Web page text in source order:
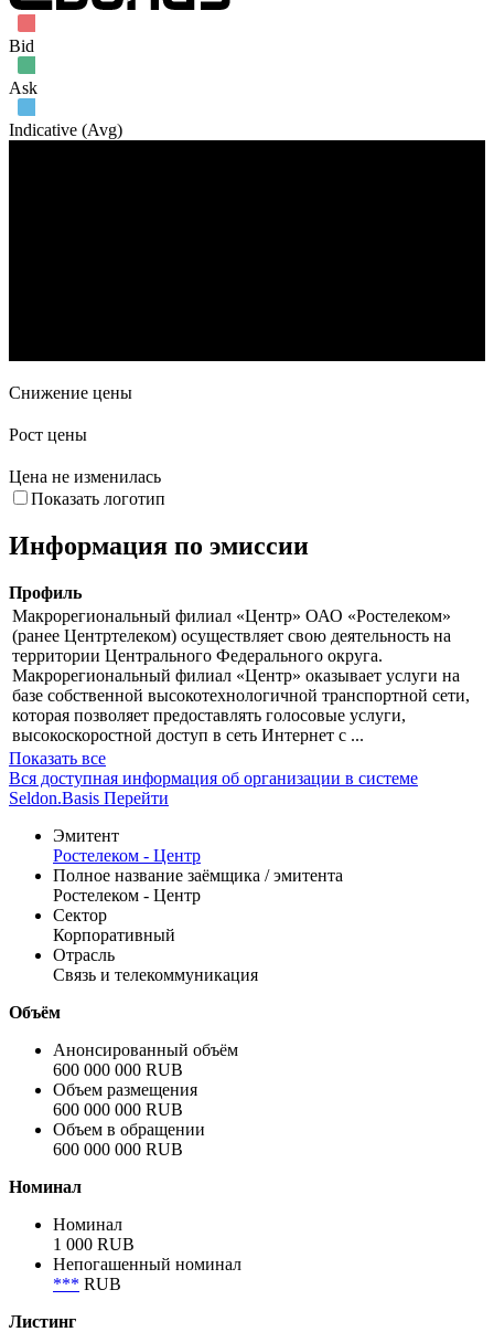
Bid
Ask
Indicative (Avg)
Снижение цены
Рост цены
Цена не изменилась
Показать логотип
Информация по эмиссии
Профиль
Макрорегиональный филиал «Центр» ОАО «Ростелеком»
(ранее Центртелеком) осуществляет свою деятельность на
территории Центрального Федерального округа.
Макрорегиональный филиал «Центр» оказывает услуги на
базе собственной высокотехнологичной транспортной сети,
которая позволяет предоставлять голосовые услуги,
высокоскоростной доступ в сеть Интернет с ...
Показать все
Вся доступная информация об организации в системе
Seldon.Basis Перейти
Эмитент
Ростелеком - Центр
Полное название заёмщика / эмитента
Ростелеком - Центр
Сектор
Корпоративный
Отрасль
Связь и телекоммуникация
Объём
Анонсированный объём
600 000 000 RUB
Объем размещения
600 000 000 RUB
Объем в обращении
600 000 000 RUB
Номинал
Номинал
1 000 RUB
Непогашенный номинал
*** RUB
Листинг